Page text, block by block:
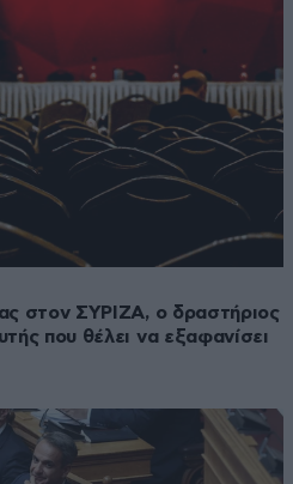
στον ΣΥΡΙΖΑ, ο δραστήριος
που θέλει να εξαφανίσει